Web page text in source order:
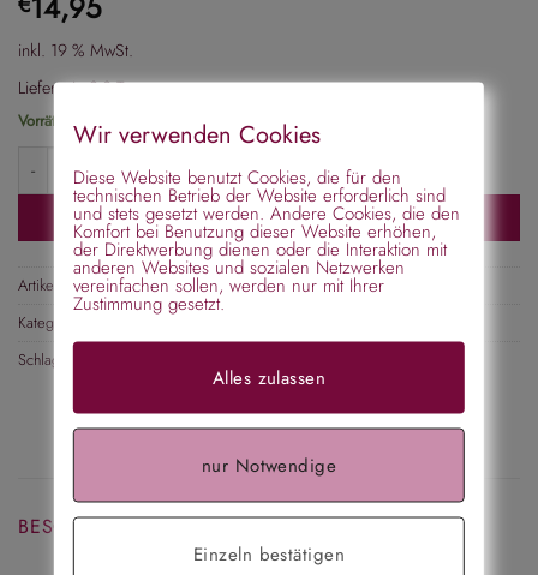
inkl. 19 % MwSt.
Lieferzeit:2-3 Tage
Vorrätig
In den Warenkorb
Artikelnummer:ZBi354-Tu
Kategorie:
Haargummi
Schlagwort:
BESCHREIBUNG
Wir verwenden Cookies
Diese Website benutzt Cookies, die für den
technischen Betrieb der Website erforderlich sind
und stets gesetzt werden. Andere Cookies, die den
Komfort bei Benutzung dieser Website erhöhen,
der Direktwerbung dienen oder die Interaktion mit
anderen Websites und sozialen Netzwerken
vereinfachen sollen, werden nur mit Ihrer
Zustimmung gesetzt.
Alles zulassen
nur Notwendige
Einzeln bestätigen